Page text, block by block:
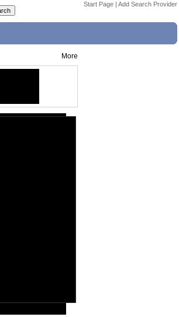
Start Page | Add Search Provider
More